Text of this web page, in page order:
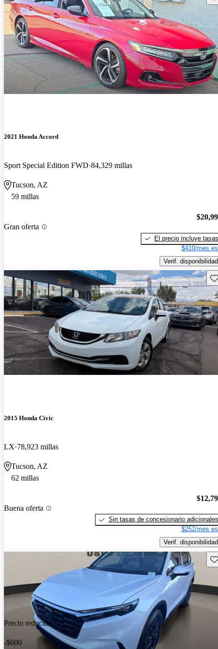
2021 Honda Accord
Sport Special Edition FWD 84,329 millas
Tucson, AZ
59 millas
Gran oferta
El precio incluye tasas
$410/mes
Verif. disponibilidad
2015 Honda Civic
LX 78,923 millas
Tucson, AZ
62 millas
Buena oferta
Sin tasas de concesionario adicionales
$252/mes
Verif. disponibilidad
Precio reducido
-$600